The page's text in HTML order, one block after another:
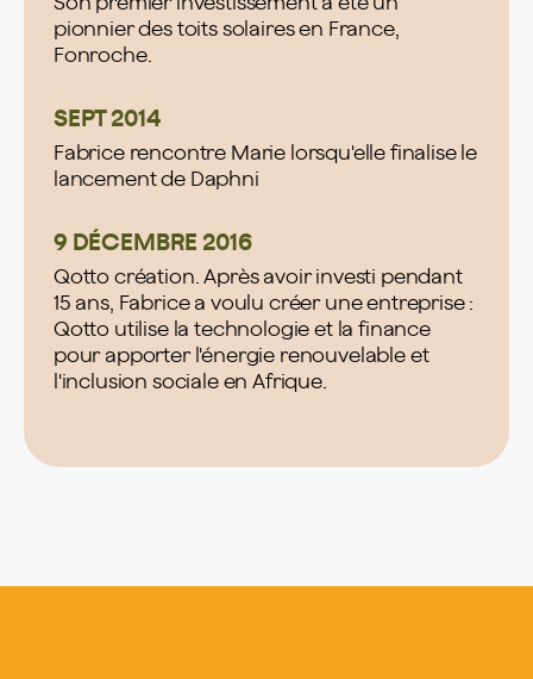
pionnier des toits solaires en France,
Fonroche.
SEPT 2014
Fabrice rencontre Marie lorsqu'elle finalise le
lancement de Daphni
9 DÉCEMBRE 2016
Qotto création. Après avoir investi pendant
15 ans, Fabrice a voulu créer une entreprise :
Qotto utilise la technologie et la finance
pour apporter l'énergie renouvelable et
l'inclusion sociale en Afrique.